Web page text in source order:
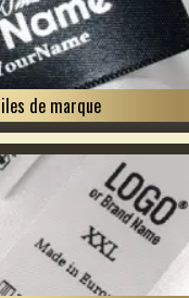
de marque